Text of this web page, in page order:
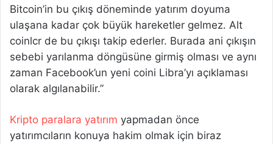
Bitcoin’in bu çıkış döneminde yatırım doyuma
ulaşana kadar çok büyük hareketler gelmez. Alt
coinlcr de bu çıkışı takip ederler. Burada ani çıkışın
sebebi yarılanma döngüsüne girmiş olması ve aynı
zaman Facebook’un yeni coini Libra’yı açıklaması
olarak algılanabilir.”
Kripto paralara yatırım yapmadan önce
yatırımcıların konuya hakim olmak için biraz